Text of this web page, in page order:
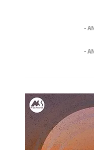
-
-